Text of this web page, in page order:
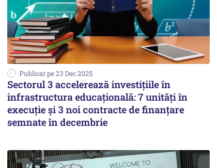
Publicat pe 23 Dec 2025
Sectorul 3 accelerează investițiile în
infrastructura educațională: 7 unități în
execuție și 3 noi contracte de finanțare
semnate în decembrie